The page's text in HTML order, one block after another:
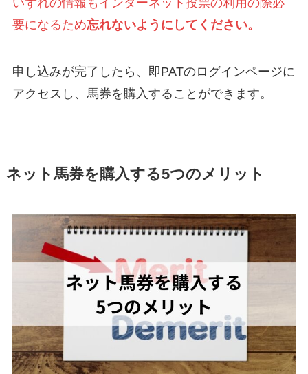
いずれの情報もインターネット投票の利用の際必
要になるため忘れないようにしてください。
申し込みが完了したら、即PATのログインページに
アクセスし、馬券を購入することができます。
ネット馬券を購入する5つのメリット